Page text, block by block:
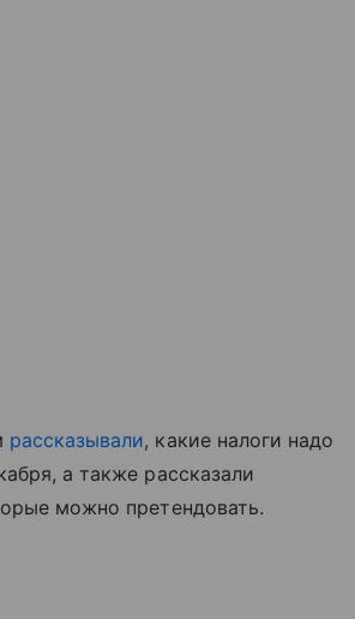
рассказывали, какие налоги надо
а также рассказали
можно претендовать.